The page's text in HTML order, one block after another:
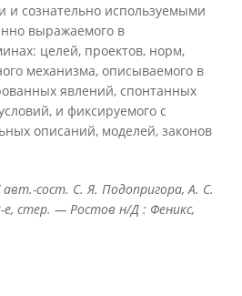
и сознательно используемыми
выражаемого в
целей, проектов, норм,
механизма, описываемого в
явлений, спонтанных
и фиксируемого с
описаний, моделей, законов
авт.-сост. С. Я. Подопригора, А. С.
стер. — Ростов н/Д : Феникс,